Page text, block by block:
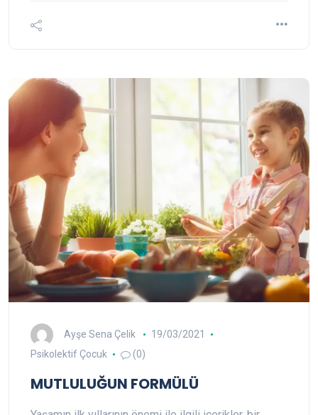
Ayşe Sena Çelik
19/03/2021
Psikolektif Çocuk
(0)
MUTLULUĞUN FORMÜLÜ